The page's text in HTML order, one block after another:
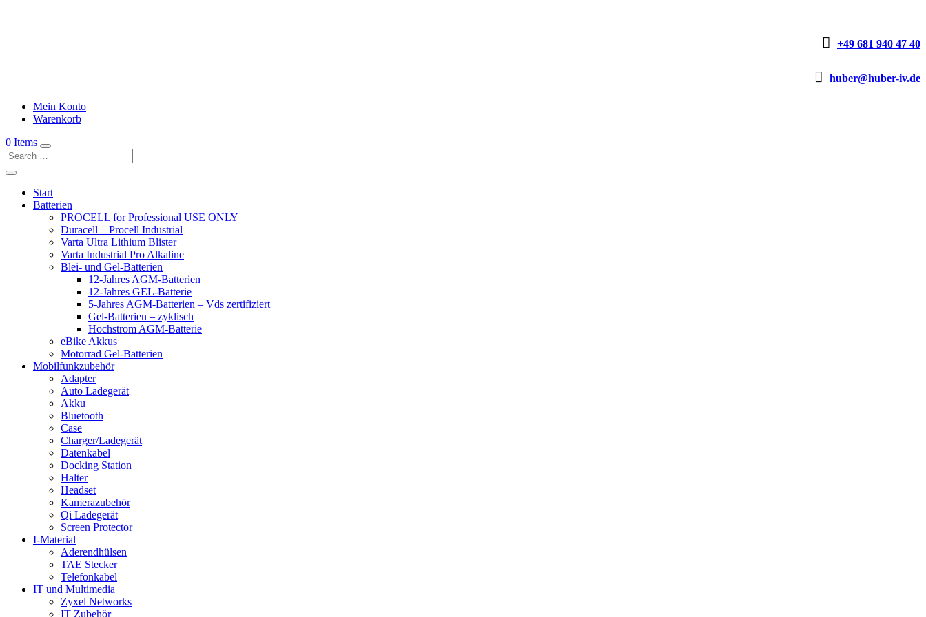
 +49 681 940 47 40
 huber@huber-iv.de
Mein Konto
Warenkorb
0 Items
Start
Batterien
PROCELL for Professional USE ONLY
Duracell – Procell Industrial
Varta Ultra Lithium Blister
Varta Industrial Pro Alkaline
Blei- und Gel-Batterien
12-Jahres AGM-Batterien
12-Jahres GEL-Batterie
5-Jahres AGM-Batterien – Vds zertifiziert
Gel-Batterien – zyklisch
Hochstrom AGM-Batterie
eBike Akkus
Motorrad Gel-Batterien
Mobilfunkzubehör
Adapter
Auto Ladegerät
Akku
Bluetooth
Case
Charger/Ladegerät
Datenkabel
Docking Station
Halter
Headset
Kamerazubehör
Qi Ladegerät
Screen Protector
I-Material
Aderendhülsen
TAE Stecker
Telefonkabel
IT und Multimedia
Zyxel Networks
IT Zubehör